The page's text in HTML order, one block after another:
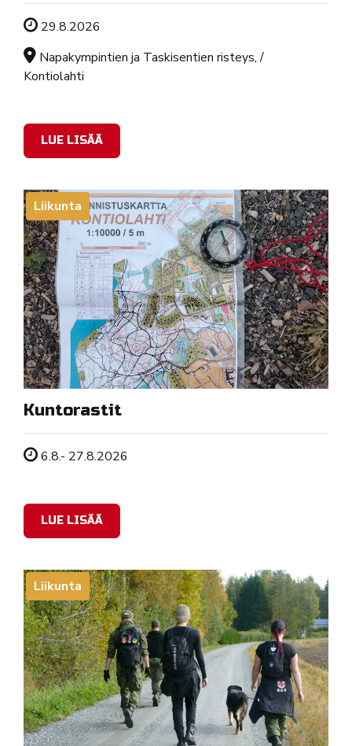
Tapahtuman ajankohta
29.8.2026
Sijainti
Napakympintien ja Taskisentien risteys, /
Kontiolahti
LUE LISÄÄ
Liikunta
Kuntorastit
Tapahtuman ajankohta
6.8.- 27.8.2026
LUE LISÄÄ
Liikunta